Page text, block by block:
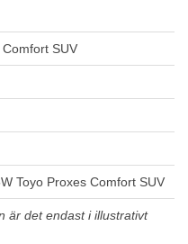
SUV
Toyo Proxes Comfort SUV
är det endast i illustrativt